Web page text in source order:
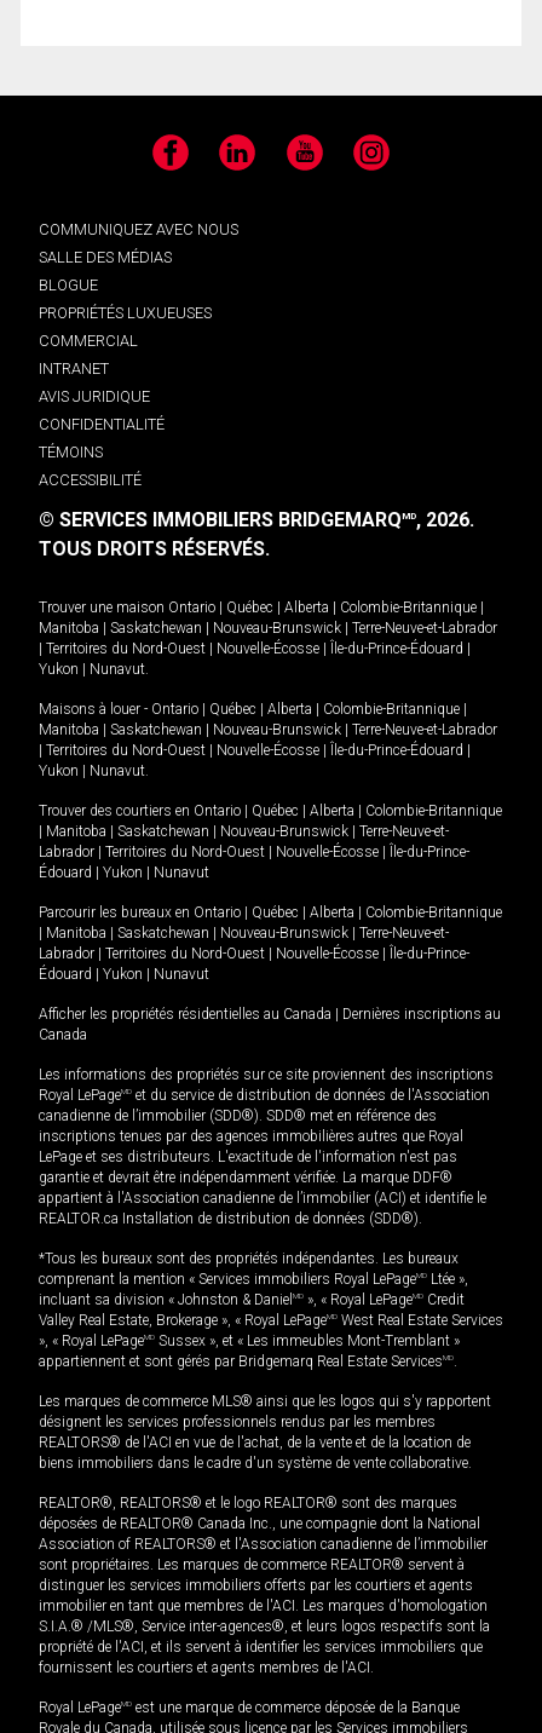
Facebook LinkedIn YouTube Instagram
COMMUNIQUEZ AVEC NOUS
SALLE DES MÉDIAS
BLOGUE
PROPRIÉTÉS LUXUEUSES
COMMERCIAL
INTRANET
AVIS JURIDIQUE
CONFIDENTIALITÉ
TÉMOINS
ACCESSIBILITÉ
© SERVICES IMMOBILIERS BRIDGEMARQMD, 2026.
TOUS DROITS RÉSERVÉS.
Trouver une maison Ontario Québec Alberta Colombie-Britannique
Manitoba
Saskatchewan Nouveau-Brunswick
Terre-Neuve-et-Labrador
Territoires du Nord-Ouest Nouvelle-Écosse Île-du-Prince-Édouard
Yukon
Nunavut.
Maisons à louer - Ontario Québec Alberta Colombie-Britannique
Manitoba
Saskatchewan Nouveau-Brunswick
Terre-Neuve-et-Labrador
Territoires du Nord-Ouest Nouvelle-Écosse Île-du-Prince-Édouard
Yukon
Nunavut.
Trouver des courtiers en Ontario Québec Alberta
Colombie-Britannique
Manitoba Saskatchewan Nouveau-Brunswick
Terre-Neuve-et-
Labrador
Territoires du Nord-Ouest Nouvelle-Écosse
Île-du-Prince-
Édouard
Yukon Nunavut
Parcourir les bureaux en Ontario Québec Alberta
Colombie-Britannique
Manitoba Saskatchewan Nouveau-Brunswick
Terre-Neuve-et-
Labrador
Territoires du Nord-Ouest Nouvelle-Écosse
Île-du-Prince-
Édouard
Yukon Nunavut
Afficher les propriétés résidentielles au Canada
Dernières inscriptions au
Canada
Les informations des propriétés sur ce site proviennent des inscriptions
Royal LePageMD et du service de distribution de données de l'Association
canadienne de l’immobilier (SDD®). SDD® met en référence des
inscriptions tenues par des agences immobilières autres que Royal
LePage et ses distributeurs. L'exactitude de l'information n'est pas
garantie et devrait être indépendamment vérifiée. La marque DDF®
appartient à l'Association canadienne de l’immobilier (ACI) et identifie le
REALTOR.ca Installation de distribution de données (SDD®).
*Tous les bureaux sont des propriétés indépendantes. Les bureaux
comprenant la mention « Services immobiliers Royal LePageMD Ltée »,
incluant sa division « Johnston & Daniel MD », « Royal LePageMD Credit
Valley Real Estate, Brokerage », « Royal LePageMD West Real Estate Services
», « Royal LePageMD Sussex », et « Les immeubles Mont-Tremblant »
appartiennent et sont gérés par Bridgemarq Real Estate ServicesMD.
Les marques de commerce MLS® ainsi que les logos qui s'y rapportent
désignent les services professionnels rendus par les membres
REALTORS® de l'ACI en vue de l'achat, de la vente et de la location de
biens immobiliers dans le cadre d'un système de vente collaborative.
REALTOR®, REALTORS® et le logo REALTOR® sont des marques
déposées de REALTOR® Canada Inc., une compagnie dont la National
Association of REALTORS® et l'Association canadienne de l’immobilier
sont propriétaires. Les marques de commerce REALTOR® servent à
distinguer les services immobiliers offerts par les courtiers et agents
immobilier en tant que membres de l'ACI. Les marques d'homologation
S.I.A.® /MLS®, Service inter-agences®, et leurs logos respectifs sont la
propriété de l'ACI, et ils servent à identifier les services immobiliers que
fournissent les courtiers et agents membres de l'ACI.
Royal LePageMD est une marque de commerce déposée de la Banque
Royale du Canada, utilisée sous licence par les Services immobiliers